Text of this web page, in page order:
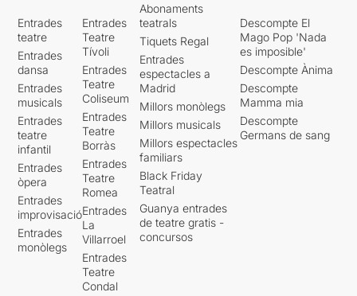
Entrades
teatre
Entrades
dansa
Entrades
musicals
Entrades
teatre
infantil
Entrades
òpera
Entrades
improvisació
Entrades
monòlegs
Entrades
Teatre
Tívoli
Entrades
Teatre
Coliseum
Entrades
Teatre
Borràs
Entrades
Teatre
Romea
Entrades
La
Villarroel
Entrades
Teatre
Condal
Abonaments
teatrals
Tiquets Regal
Entrades
espectacles a
Madrid
Millors monòlegs
Millors musicals
Millors espectacles
familiars
Black Friday
Teatral
Guanya entrades
de teatre gratis -
concursos
Descompte El
Mago Pop 'Nada
es imposible'
Descompte Ànima
Descompte
Mamma mia
Descompte
Germans de sang